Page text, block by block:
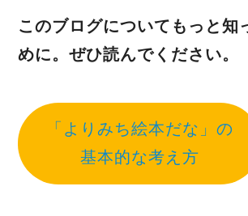
このブログについてもっと知
めに。ぜひ読んでください。
「よりみち絵本だな」の
基本的な考え方